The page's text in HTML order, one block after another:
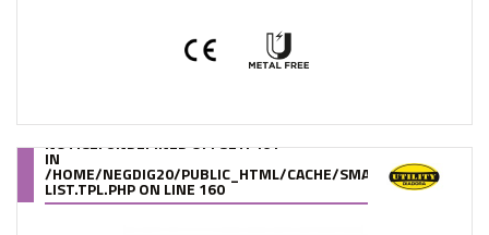
NOTICE: UNDEFINED OFFSET: 461
IN
/HOME/NEGDIG20/PUBLIC_HTML/CACHE/SMARTY/
LIST.TPL.PHPON LINE 160